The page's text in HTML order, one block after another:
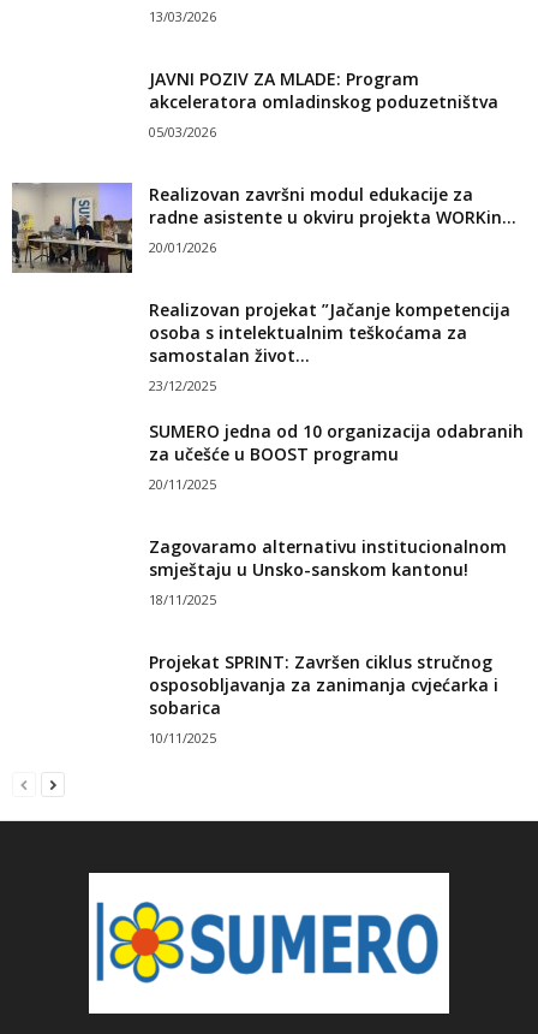
13/03/2026
JAVNI POZIV ZA MLADE: Program
akceleratora omladinskog poduzetništva
05/03/2026
Realizovan završni modul edukacije za
radne asistente u okviru projekta WORKin...
20/01/2026
Realizovan projekat ”Jačanje kompetencija
osoba s intelektualnim teškoćama za
samostalan život...
23/12/2025
SUMERO jedna od 10 organizacija odabranih
za učešće u BOOST programu
20/11/2025
Zagovaramo alternativu institucionalnom
smještaju u Unsko-sanskom kantonu!
18/11/2025
Projekat SPRINT: Završen ciklus stručnog
osposobljavanja za zanimanja cvjećarka i
sobarica
10/11/2025